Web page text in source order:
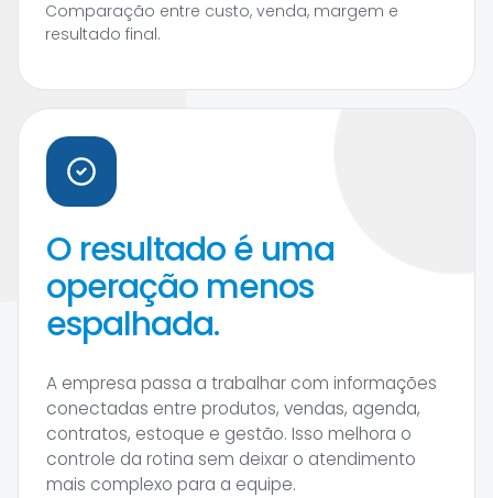
Comparação entre custo, venda, margem e
resultado final.
O resultado é uma
operação menos
espalhada.
A empresa passa a trabalhar com informações
conectadas entre produtos, vendas, agenda,
contratos, estoque e gestão. Isso melhora o
controle da rotina sem deixar o atendimento
mais complexo para a equipe.